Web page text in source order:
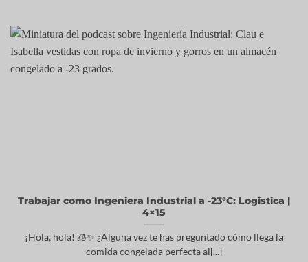
Trabajar como Ingeniera Industrial a -23°C: Logistica |
4×15
¡Hola, hola! 🧊✨ ¿Alguna vez te has preguntado cómo llega la
comida congelada perfecta al[...]